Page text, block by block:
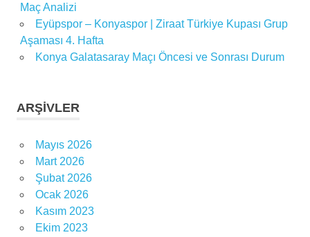
Maç Analizi
Eyüpspor – Konyaspor | Ziraat Türkiye Kupası Grup
Aşaması 4. Hafta
Konya Galatasaray Maçı Öncesi ve Sonrası Durum
ARŞIVLER
Mayıs 2026
Mart 2026
Şubat 2026
Ocak 2026
Kasım 2023
Ekim 2023